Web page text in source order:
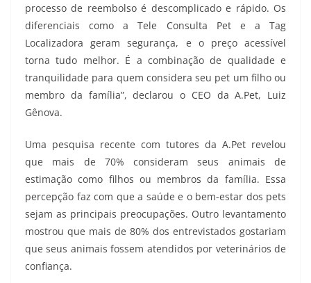
processo de reembolso é descomplicado e rápido. Os
diferenciais como a Tele Consulta Pet e a Tag
Localizadora geram segurança, e o preço acessível
torna tudo melhor. É a combinação de qualidade e
tranquilidade para quem considera seu pet um filho ou
membro da família”, declarou o CEO da A.Pet, Luiz
Gênova.
Uma pesquisa recente com tutores da A.Pet revelou
que mais de 70% consideram seus animais de
estimação como filhos ou membros da família. Essa
percepção faz com que a saúde e o bem-estar dos pets
sejam as principais preocupações. Outro levantamento
mostrou que mais de 80% dos entrevistados gostariam
que seus animais fossem atendidos por veterinários de
confiança.